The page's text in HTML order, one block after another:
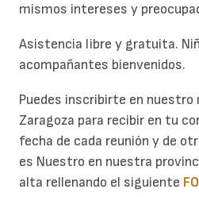
mismos intereses y
Asistencia libre y gratuita.
acompañantes bienvenidos.
Puedes inscribirte en
Zaragoza para recibir en tu
fecha de cada reunión y de
es Nuestro en nuestra
alta rellenando el siguiente